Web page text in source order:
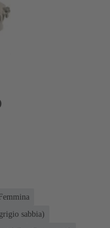
Femmina
sabbia)